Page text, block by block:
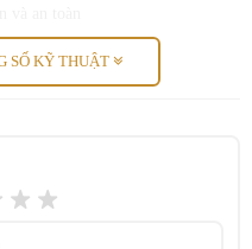
SỐ KỸ THUẬT